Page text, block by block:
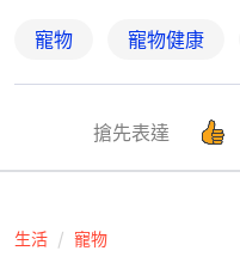
寵物 寵物健康
搶先表達
生活 寵物